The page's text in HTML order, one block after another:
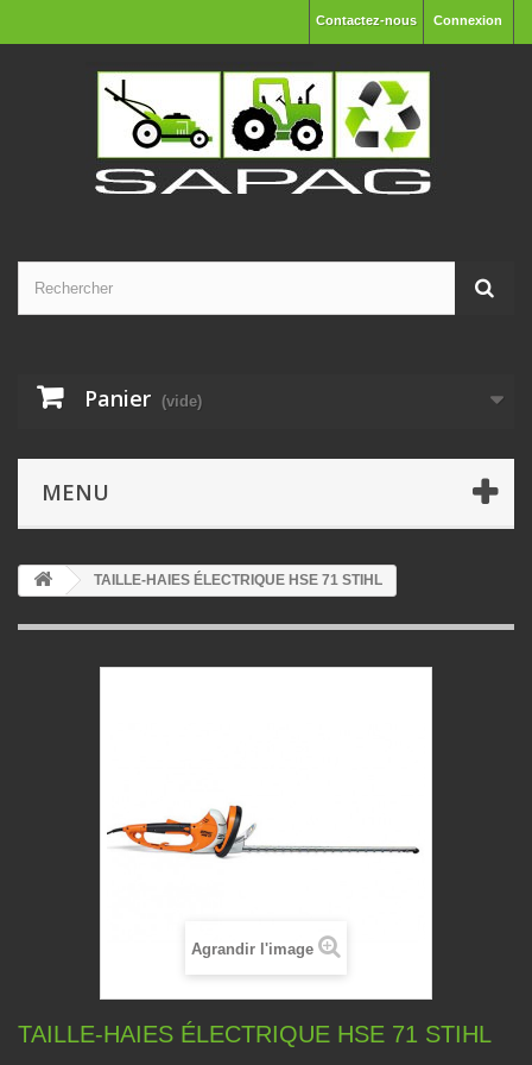
Connexion
Contactez-nous
Panier (vide)
MENU
TAILLE-HAIES ÉLECTRIQUE HSE 71 STIHL
Agrandir l'image
TAILLE-HAIES ÉLECTRIQUE HSE 71 STIHL